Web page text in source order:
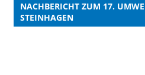
NACHBERICHT ZUM 17.
STEINHAGEN